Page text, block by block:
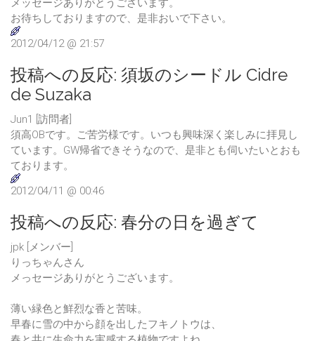
メッセージありがとうございます。
お待ちしておりますので、是非おいで下さい。
2012/04/12 @ 21:57
投稿への反応: 須坂のシードル Cidre
de Suzaka
Jun1 [訪問者]
須高OBです。ご苦労様です。いつも興味深く楽しみに拝見し
ています。GW帰省できそうなので、是非とも伺いたいとおも
ております。
2012/04/11 @ 00:46
投稿への反応: 春分の日を過ぎて
jpk [メンバー]
りっちゃんさん
メっセージありがとうございます。
薄い緑色と鮮烈な香と苦味。
早春に雪の中から顔を出したフキノトウは、